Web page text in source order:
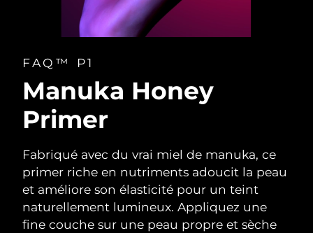
FAQ™ P1
Manuka Honey
Primer
Fabriqué avec du vrai miel de manuka, ce
primer riche en nutriments adoucit la peau
et améliore son élasticité pour un teint
naturellement lumineux. Appliquez une
fine couche sur une peau propre et sèche